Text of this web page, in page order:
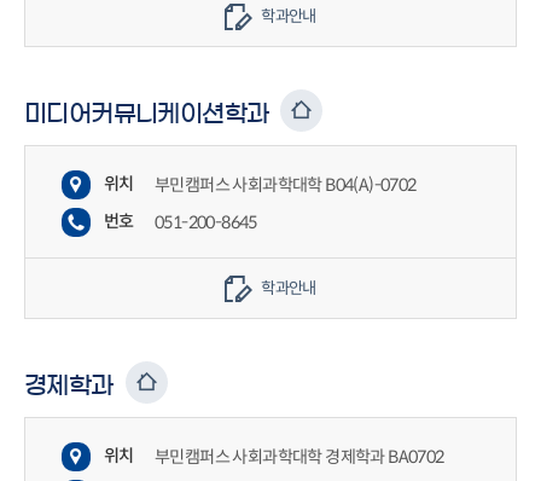
학과안내
미디어커뮤니케이션학과
위치
부민캠퍼스 사회과학대학 B04(A)-0702
번호
051-200-8645
학과안내
경제학과
위치
부민캠퍼스 사회과학대학 경제학과 BA0702